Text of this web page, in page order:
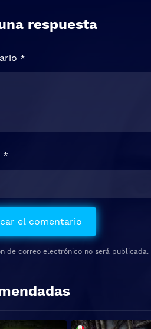
respuesta
de correo electrónico no será publicada.
*
*